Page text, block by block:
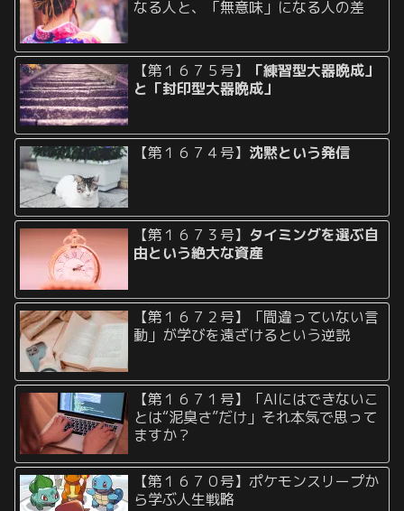
なる人と、「無意味」になる人の差
【第１６７５号】
「練習型大器晩成」
と「封印型大器晩成」
【第１６７４号】 沈黙という発信
【第１６７３号】 タイミングを選ぶ自
由という絶大な資産
【第１６７２号】「間違っていない言
動」が学びを遠ざけるという逆説
【第１６７１号】「AIにはできないこ
とは“泥臭さ”だけ」それ本気で思って
ますか？
【第１６７０号】ポケモンスリープか
ら学ぶ人生戦略